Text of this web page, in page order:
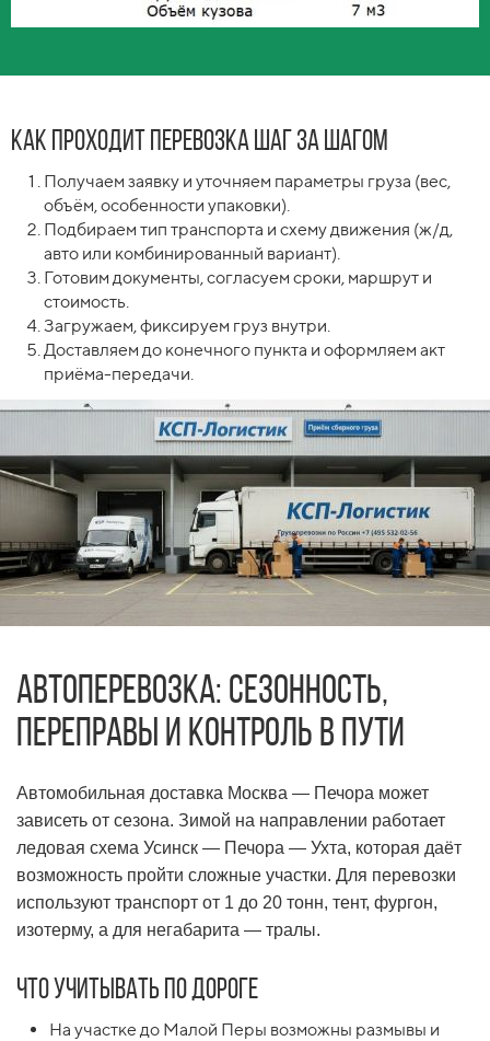
Как проходит перевозка шаг за шагом
Получаем заявку и уточняем параметры груза (вес,
объём, особенности упаковки).
Подбираем тип транспорта и схему движения (ж/д,
авто или комбинированный вариант).
Готовим документы, согласуем сроки, маршрут и
стоимость.
Загружаем, фиксируем груз внутри.
Доставляем до конечного пункта и оформляем акт
приёма-передачи.
Автоперевозка: сезонность,
переправы и контроль в пути
Автомобильная доставка Москва — Печора может
зависеть от сезона. Зимой на направлении работает
ледовая схема Усинск — Печора — Ухта, которая даёт
возможность пройти сложные участки. Для перевозки
используют транспорт от 1 до 20 тонн, тент, фургон,
изотерму, а для негабарита — тралы.
Что учитывать по дороге
На участке до Малой Перы возможны размывы и